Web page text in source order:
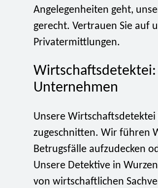
Angelegenheiten geht,
gerecht. Vertrauen Sie auf
Privatermittlungen.
Unternehmen
Unsere
zugeschnitten. Wir führen
Betrugsfälle aufzudecken
Unsere Detektive in
von wirtschaftlichen